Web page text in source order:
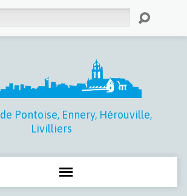
Pontoise, Ennery, Hérouville,
Livilliers